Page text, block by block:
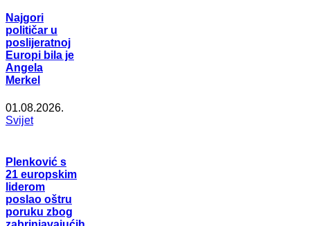
Najgori
političar u
poslijeratnoj
Europi bila je
Angela
Merkel
01.08.2026.
Svijet
Plenković s
21 europskim
liderom
poslao oštru
poruku zbog